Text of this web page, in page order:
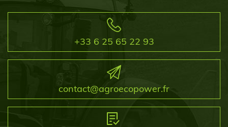
+33 6 25 65 22 93
contact@agroecopower.fr